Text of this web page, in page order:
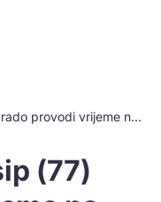
Umirovljenik Josip (77) rado provodi vrijeme na imanju od dvije i pol tisuće metara kvadratnih
(77)